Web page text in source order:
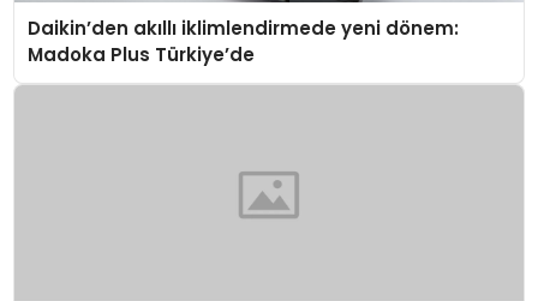
Daikin’den akıllı iklimlendirmede yeni dönem:
Madoka Plus Türkiye’de